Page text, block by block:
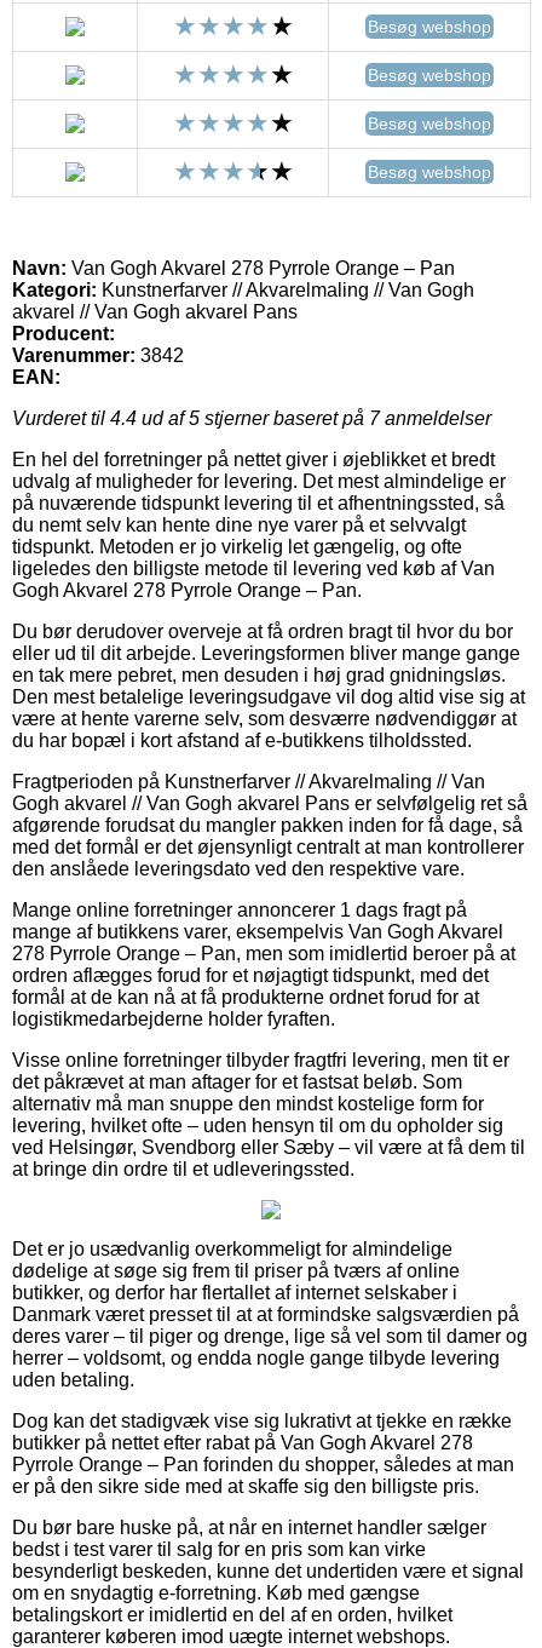
Besøg webshop
Besøg webshop
Besøg webshop
Besøg webshop
Navn: Van Gogh Akvarel 278 Pyrrole Orange – Pan
Kategori: Kunstnerfarver // Akvarelmaling // Van Gogh
akvarel // Van Gogh akvarel Pans
Producent:
Varenummer: 3842
EAN:
Vurderet til 4.4 ud af 5 stjerner baseret på 7anmeldelser
En hel del forretninger på nettet giver i øjeblikket et bredt
udvalg af muligheder for levering. Det mest almindelige er
på nuværende tidspunkt levering til et afhentningssted, så
du nemt selv kan hente dine nye varer på et selvvalgt
tidspunkt. Metoden er jo virkelig let gængelig, og ofte
ligeledes den billigste metode til levering ved køb af Van
Gogh Akvarel 278 Pyrrole Orange – Pan.
Du bør derudover overveje at få ordren bragt til hvor du bor
eller ud til dit arbejde. Leveringsformen bliver mange gange
en tak mere pebret, men desuden i høj grad gnidningsløs.
Den mest betalelige leveringsudgave vil dog altid vise sig at
være at hente varerne selv, som desværre nødvendiggør at
du har bopæl i kort afstand af e-butikkens tilholdssted.
Fragtperioden på Kunstnerfarver // Akvarelmaling // Van
Gogh akvarel // Van Gogh akvarel Pans er selvfølgelig ret så
afgørende forudsat du mangler pakken inden for få dage, så
med det formål er det øjensynligt centralt at man kontrollerer
den anslåede leveringsdato ved den respektive vare.
Mange online forretninger annoncerer 1 dags fragt på
mange af butikkens varer, eksempelvis Van Gogh Akvarel
278 Pyrrole Orange – Pan, men som imidlertid beroer på at
ordren aflægges forud for et nøjagtigt tidspunkt, med det
formål at de kan nå at få produkterne ordnet forud for at
logistikmedarbejderne holder fyraften.
Visse online forretninger tilbyder fragtfri levering, men tit er
det påkrævet at man aftager for et fastsat beløb. Som
alternativ må man snuppe den mindst kostelige form for
levering, hvilket ofte – uden hensyn til om du opholder sig
ved Helsingør, Svendborg eller Sæby – vil være at få dem til
at bringe din ordre til et udleveringssted.
Det er jo usædvanlig overkommeligt for almindelige
dødelige at søge sig frem til priser på tværs af online
butikker, og derfor har flertallet af internet selskaber i
Danmark været presset til at at formindske salgsværdien på
deres varer – til piger og drenge, lige så vel som til damer og
herrer – voldsomt, og endda nogle gange tilbyde levering
uden betaling.
Dog kan det stadigvæk vise sig lukrativt at tjekke en række
butikker på nettet efter rabat på Van Gogh Akvarel 278
Pyrrole Orange – Pan forinden du shopper, således at man
er på den sikre side med at skaffe sig den billigste pris.
Du bør bare huske på, at når en internet handler sælger
bedst i test varer til salg for en pris som kan virke
besynderligt beskeden, kunne det undertiden være et signal
om en snydagtig e-forretning. Køb med gængse
betalingskort er imidlertid en del af en orden, hvilket
garanterer køberen imod uægte internet webshops.